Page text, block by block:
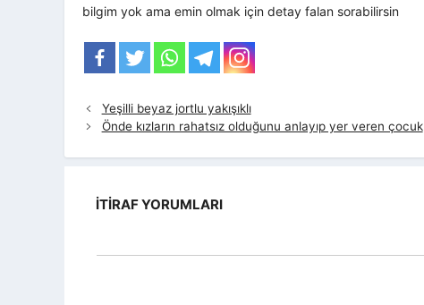
bilgim yok ama emin olmak için detay falan sorabilirsin
Yeşilli beyaz jortlu yakışıklı
Önde kızların rahatsız olduğunu anlayıp yer veren çocuk
İTIRAF YORUMLARI